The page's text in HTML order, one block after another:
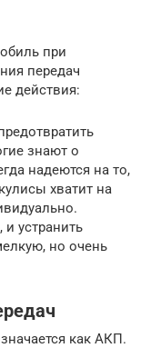
при
передач
действия:
знают о
надеются на то,
хватит на
устранить
но очень
как АКП.